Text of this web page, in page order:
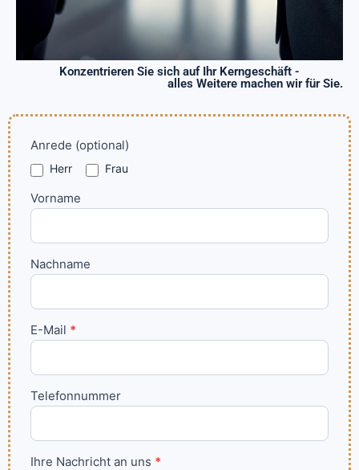
Kontaktformular
Kontakt
Anrede (optional)
Herr Frau
Vorname
Nachname
E-Mail *
Telefonnummer
Ihre Nachricht an uns *
If you
human,
leave
this
field
Konzentrieren Sie sich auf Ihr Kerngeschäft -
alles Weitere machen wir für Sie.